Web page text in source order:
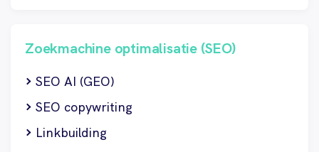
Zoekmachine optimalisatie (SEO)
SEO AI (GEO)
SEO copywriting
Linkbuilding